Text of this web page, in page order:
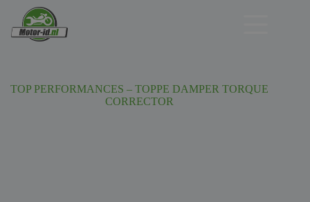
TOP PERFORMANCES – TOPPE DAMPER TORQUE
CORRECTOR